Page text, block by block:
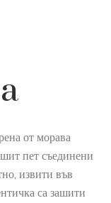
от морава
пет съединени
извити във
са зашити